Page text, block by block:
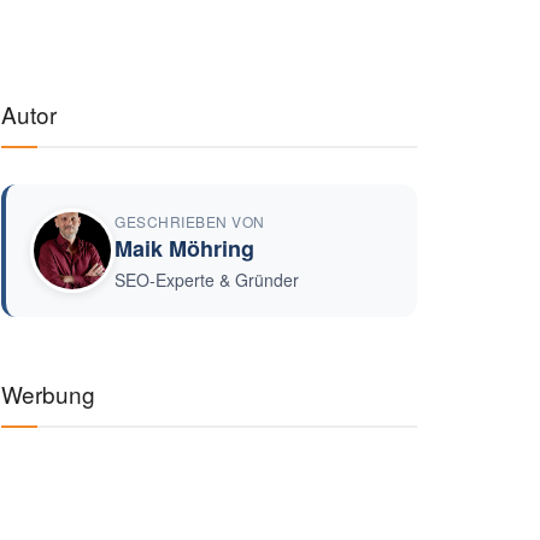
Autor
GESCHRIEBEN VON
Maik Möhring
SEO-Experte & Gründer
Werbung